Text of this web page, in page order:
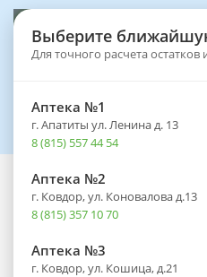
Выберите
Для точного расчета остатков
Аптека №1
г. Апатиты ул. Ленина д. 13
8 (815) 557 44 54
Аптека №2
г. Ковдор, ул. Коновалова д.13
8 (815) 357 10 70
Аптека №3
г. Ковдор, ул. Кошица, д.21
Каталог Лекарственные препараты
Ранкоф Аква
орошения носа